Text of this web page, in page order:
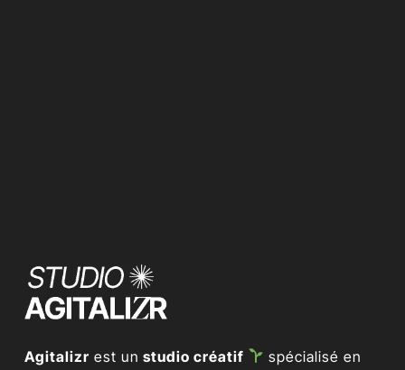
Agitalizr est un studio créatif
spécialisé en